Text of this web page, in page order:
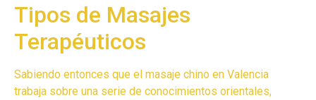
Tipos de Masajes
Terapéuticos
Sabiendo entonces que el masaje chino en Valencia
trabaja sobre una serie de conocimientos orientales,